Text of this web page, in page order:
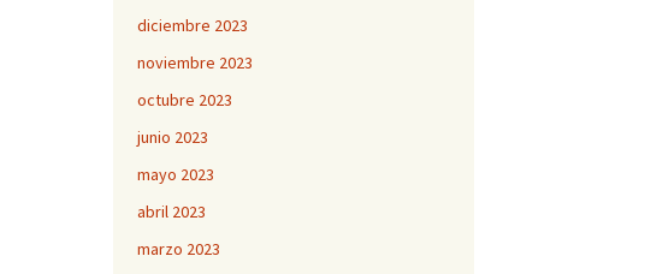
diciembre 2023
noviembre 2023
octubre 2023
junio 2023
mayo 2023
abril 2023
marzo 2023